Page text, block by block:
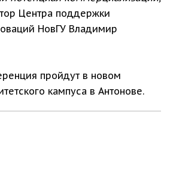
Центра поддержки
НовГУ Владимир
пройдут в новом
кампуса в Антонове.